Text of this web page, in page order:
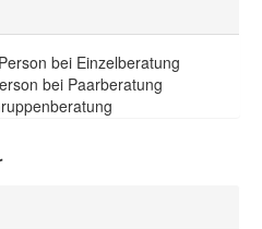
bei Einzelberatung
bei Paarberatung